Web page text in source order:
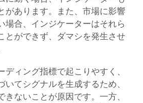
があります。また、市場に影響
場合、インジケーターはそれら
とができず、ダマシを発生させ
ディング指標で起こりやすく、
いてシグナルを生成するため、
きないことが原因です。一方、